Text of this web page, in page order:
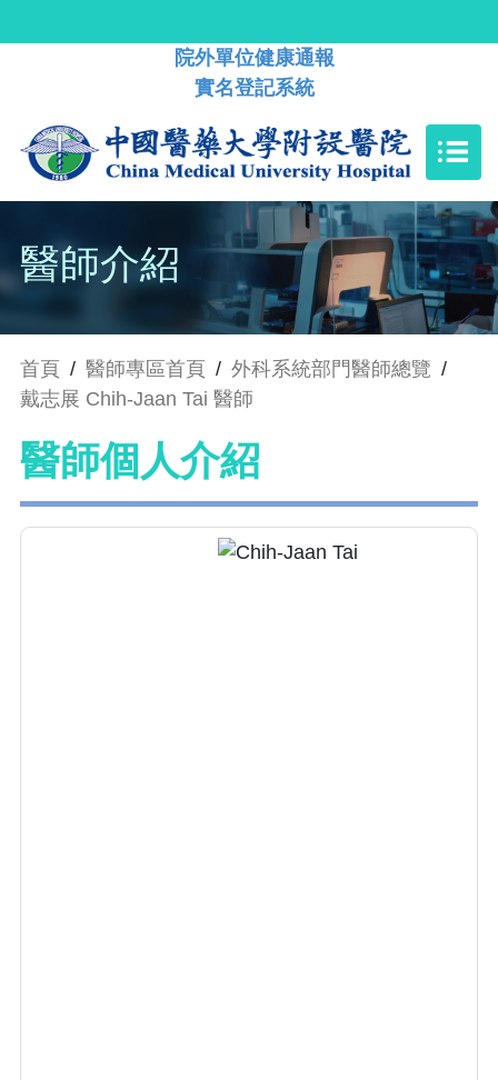
院外單位健康通報
實名登記系統
醫師介紹
首頁 / 醫師專區首頁 / 外科系統部門醫師總覽 /
戴志展 Chih-Jaan Tai 醫師
醫師個人介紹